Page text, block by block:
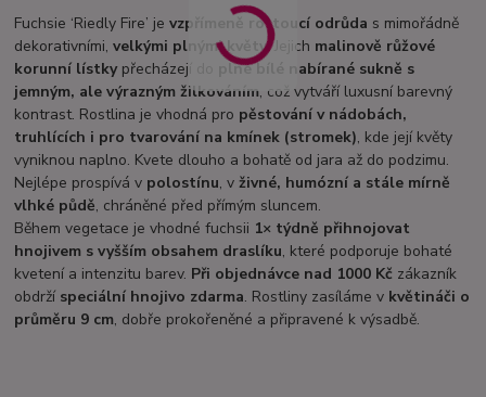
Fuchsie ‘Riedly Fire’ jevzpřímeně rostoucí odrůda s mimořádně
dekorativními,velkými plnými květy. Jejich malinově růžové
korunní lístkypřecházejí do
plné bílé nabírané sukně s
jemným, ale výrazným žilkováním, což vytváří luxusní barevný
kontrast. Rostlina je vhodná pro pěstování v nádobách,
truhlících i pro tvarování na kmínek (stromek), kde její květy
vyniknou naplno. Kvete dlouho a bohatě od jara až do podzimu.
Nejlépe prospívá v polostínu, vživné, humózní a stále mírně
vlhké půdě, chráněné před přímým sluncem.
Během vegetace je vhodné fuchsii 1× týdně přihnojovat
hnojivem s vyšším obsahem draslíku, které podporuje bohaté
kvetení a intenzitu barev. Při objednávce nad 1000 Kč zákazník
obdrží speciální hnojivo zdarma. Rostliny zasíláme v květináči o
průměru 9 cm, dobře prokořeněné a připravené k výsadbě.